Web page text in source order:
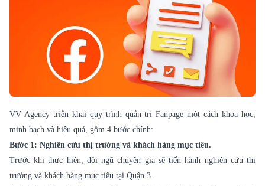
VV Agency triển khai quy trình quản trị Fanpage một cách khoa học,
minh bạch và hiệu quả, gồm 4 bước chính:
Bước 1: Nghiên cứu thị trường và khách hàng mục tiêu.
Trước khi thực hiện, đội ngũ chuyên gia sẽ tiến hành nghiên cứu thị
trường và khách hàng mục tiêu tại Quận 3.